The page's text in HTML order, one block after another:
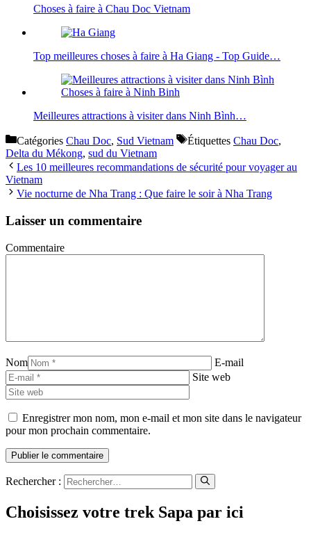
Choses à faire à Chau Doc Vietnam
Top meilleures choses à faire à Ha Giang - Top Guide…
Meilleures attractions à visiter dans Ninh Bình…
Catégories Chau Doc, Sud Vietnam Étiquettes Chau Doc,
Delta du Mékong, sud du Vietnam
Les 10 meilleures recommandations de sécurité pour voyager au
Vietnam
Vie nocturne de Nha Trang : Que faire le soir à Nha Trang
Laisser un commentaire
Commentaire
Nom
E-mail
Site web
Enregistrer mon nom, mon e-mail et mon site dans le navigateur
pour mon prochain commentaire.
Rechercher :
Choisissez votre trek Sapa par ici